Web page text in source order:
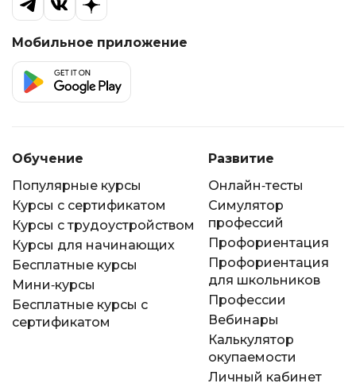
Отмечу также рациональное
распределение учебного времени между
теоретическими основами и
практическими интерпретациями.
Диплом государственной академии уже
специальности. Рекомендую данный
цикл как эффективный путь для
практикующих специалистов, желающих
получить новую квалификацию.
Мобильное приложение
Обучение
Популярные курсы
Курсы с сертификатом
Курсы с трудоустройством
Курсы для начинающих
Бесплатные курсы
Мини-курсы
Бесплатные курсы с
сертификатом
Развитие
Онлайн-тесты
Симулятор
профессий
Профориентация
Профориентация
для школьников
Профессии
Вебинары
Калькулятор
окупаемости
Личный кабинет